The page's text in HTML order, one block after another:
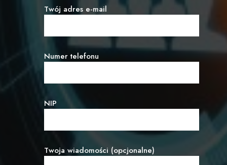
Twój adres e-mail
Numer telefonu
NIP
Twoja wiadomości (opcjonalne)